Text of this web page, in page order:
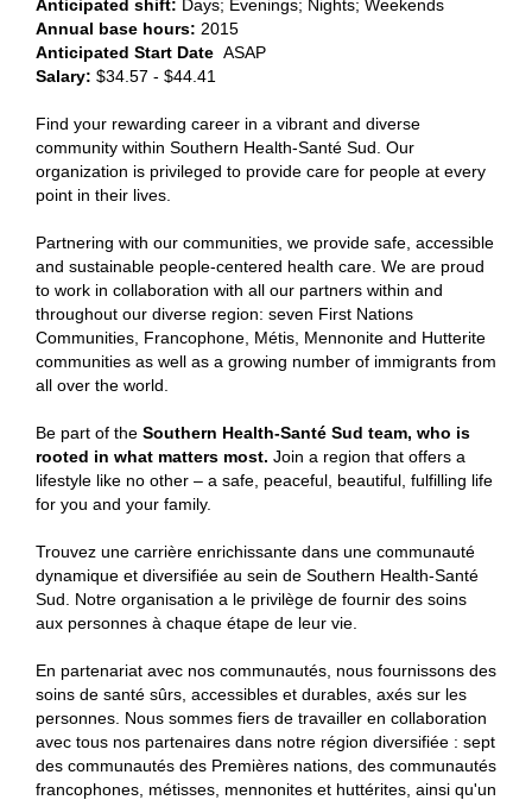
Anticipated shift: ​​Days; Evenings; Nights; Weekends​
Annual base hours: ​2015​
Anticipated Start Date ASAP
Salary: $34.57 - $44.41
Find your rewarding career in a vibrant and diverse
community within Southern Health-Santé Sud. Our
organization is privileged to provide care for people at every
point in their lives.
Partnering with our communities, we provide safe, accessible
and sustainable people-centered health care. We are proud
to work in collaboration with all our partners within and
throughout our diverse region: seven First Nations
Communities, Francophone, Métis, Mennonite and Hutterite
communities as well as a growing number of immigrants from
all over the world.
Be part of the Southern Health-Santé Sud team, who is
rooted in what matters most. Join a region that offers a
lifestyle like no other – a safe, peaceful, beautiful, fulfilling life
for you and your family.
Trouvez une carrière enrichissante dans une communauté
dynamique et diversifiée au sein de Southern Health-Santé
Sud. Notre organisation a le privilège de fournir des soins
aux personnes à chaque étape de leur vie.
En partenariat avec nos communautés, nous fournissons des
soins de santé sûrs, accessibles et durables, axés sur les
personnes. Nous sommes fiers de travailler en collaboration
avec tous nos partenaires dans notre région diversifiée : sept
des communautés des Premières nations, des communautés
francophones, métisses, mennonites et huttérites, ainsi qu'un